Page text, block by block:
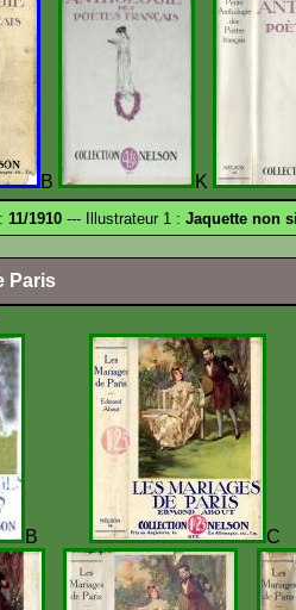
B K
11/1910 --- Illustrateur 1 : Jaquette non
Paris
B